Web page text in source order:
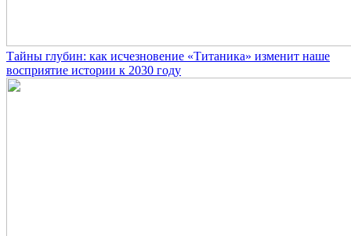
Тайны глубин: как исчезновение «Титаника» изменит наше
восприятие истории к 2030 году